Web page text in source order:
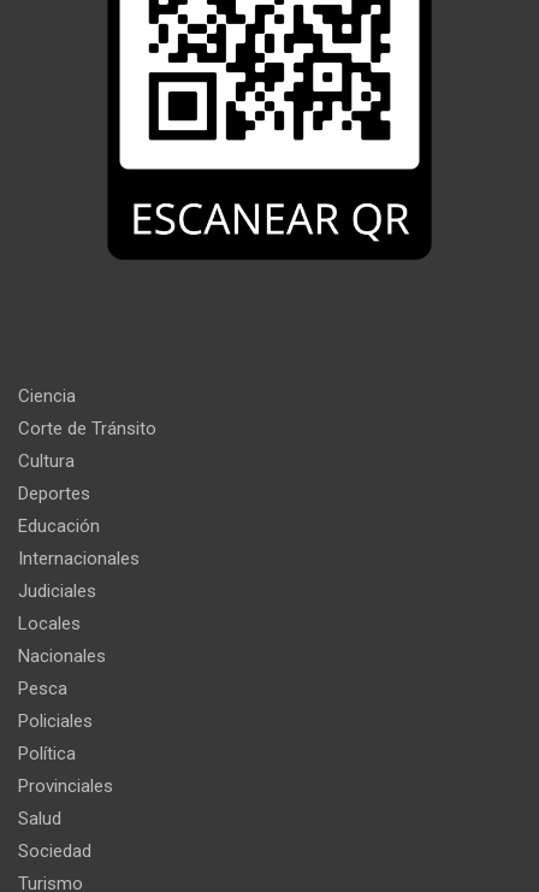
Ciencia
Corte de Tránsito
Cultura
Deportes
Educación
Internacionales
Judiciales
Locales
Nacionales
Pesca
Policiales
Política
Provinciales
Salud
Sociedad
Turismo